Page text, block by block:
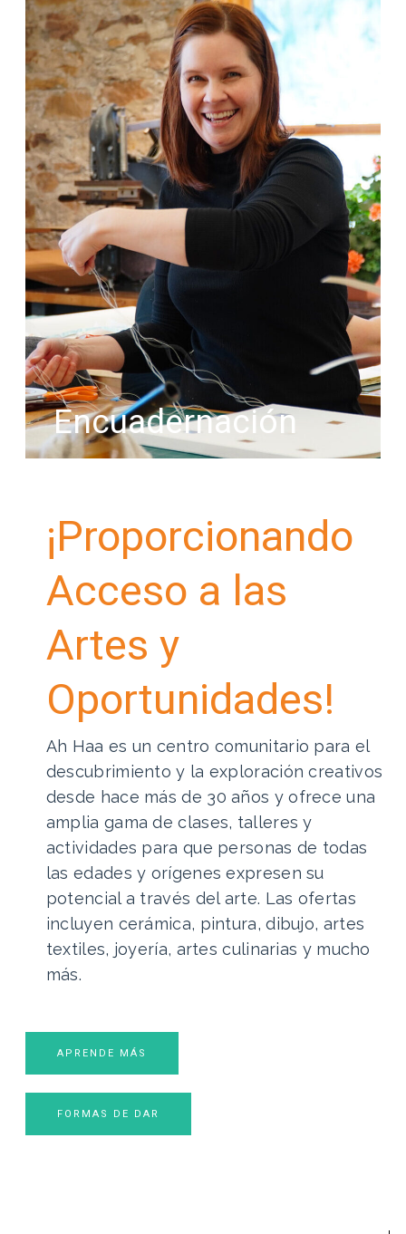
Encuadernación
¡Proporcionando
Acceso a las
Artes y
Oportunidades!
Ah Haa es un centro comunitario para el
descubrimiento y la exploración creativos
desde hace más de 30 años y ofrece una
amplia gama de clases, talleres y
actividades para que personas de todas
las edades y orígenes expresen su
potencial a través del arte. Las ofertas
incluyen cerámica, pintura, dibujo, artes
textiles, joyería, artes culinarias y mucho
más.
APRENDE MÁS
FORMAS DE DAR